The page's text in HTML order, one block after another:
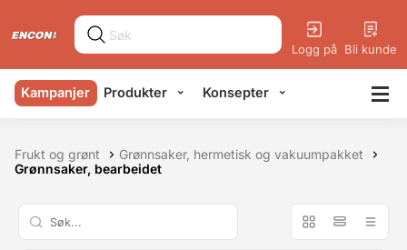
Logg på Bli kunde
Kampanjer Produkter Konsepter
Frukt og grønt
Grønnsaker, hermetisk og vakuumpakket
Grønnsaker, bearbeidet